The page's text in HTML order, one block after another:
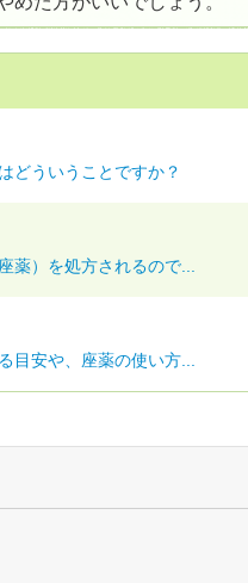
どういうことですか？
薬）を処方されるので...
目安や、座薬の使い方...